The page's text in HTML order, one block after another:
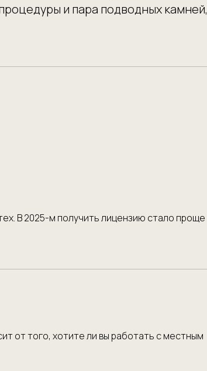
и пара подводных камней,
В 2025-м получить лицензию стало проще
от того, хотите ли вы работать с местным